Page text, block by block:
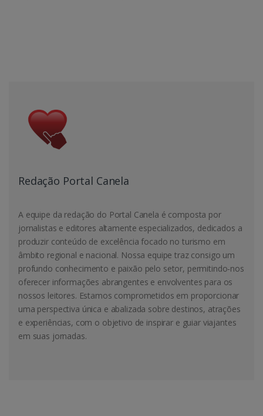
Redação Portal Canela
A equipe da redação do Portal Canela é composta por
jornalistas e editores altamente especializados, dedicados a
produzir conteúdo de excelência focado no turismo em
âmbito regional e nacional. Nossa equipe traz consigo um
profundo conhecimento e paixão pelo setor, permitindo-nos
oferecer informações abrangentes e envolventes para os
nossos leitores. Estamos comprometidos em proporcionar
uma perspectiva única e abalizada sobre destinos, atrações
e experiências, com o objetivo de inspirar e guiar viajantes
em suas jornadas.